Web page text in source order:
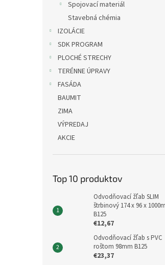
Spojovací materiál
Stavebná chémia
IZOLÁCIE
SDK PROGRAM
PLOCHÉ STRECHY
TERÉNNE ÚPRAVY
FASÁDA
BAUMIT
ZIMA
VÝPREDAJ
AKCIE
Top 10 produktov
Odvodňovací žľab SLIM
štrbinový 174 x 96 x
B125
€12,67
Odvodňovací žľab s PVC
roštom 98mm B125
€23,37